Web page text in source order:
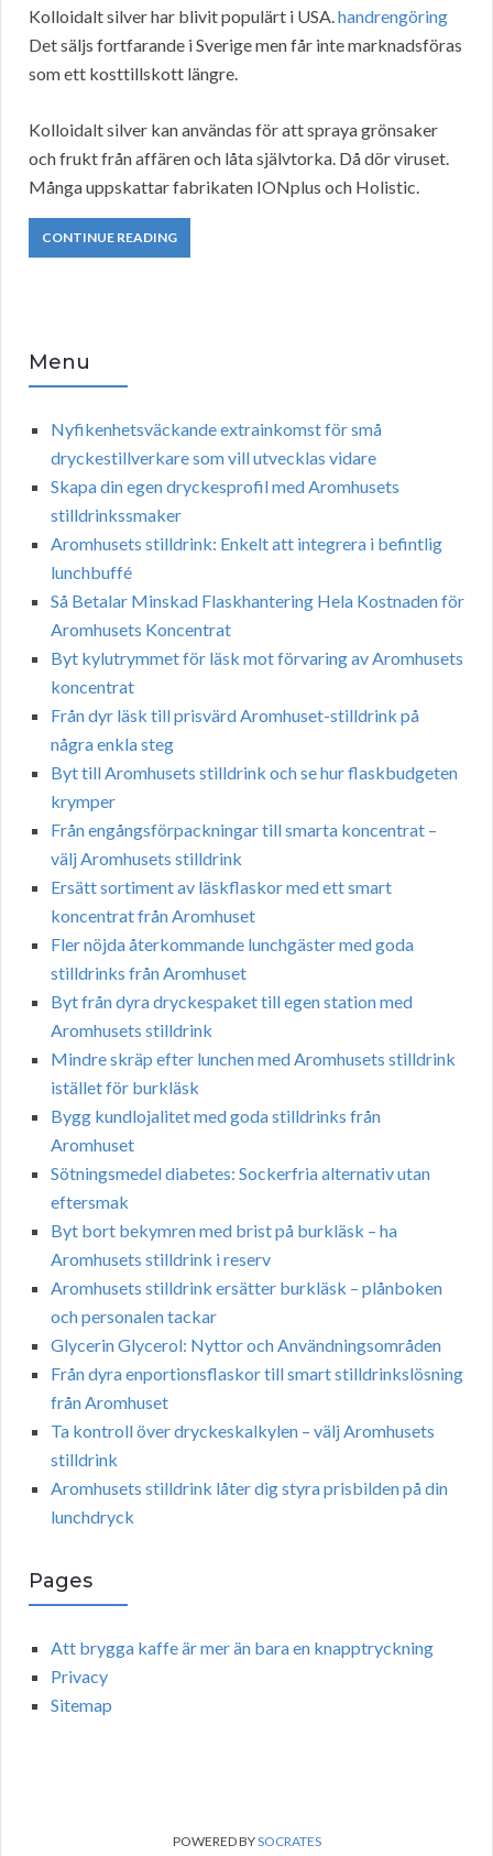
Kolloidalt silver har blivit populärt i USA.handrengöring
Det säljs fortfarande i Sverige men får inte marknadsföras
som ett kosttillskott längre.
Kolloidalt silver kan användas för att spraya grönsaker
och frukt från affären och låta självtorka. Då dör viruset.
Många uppskattar fabrikaten IONplus och Holistic.
CONTINUE READING
Menu
Nyfikenhetsväckande extrainkomst för små
dryckestillverkare som vill utvecklas vidare
Skapa din egen dryckesprofil med Aromhusets
stilldrinkssmaker
Aromhusets stilldrink: Enkelt att integrera i befintlig
lunchbuffé
Så Betalar Minskad Flaskhantering Hela Kostnaden för
Aromhusets Koncentrat
Byt kylutrymmet för läsk mot förvaring av Aromhusets
koncentrat
Från dyr läsk till prisvärd Aromhuset-stilldrink på
några enkla steg
Byt till Aromhusets stilldrink och se hur flaskbudgeten
krymper
Från engångsförpackningar till smarta koncentrat –
välj Aromhusets stilldrink
Ersätt sortiment av läskflaskor med ett smart
koncentrat från Aromhuset
Fler nöjda återkommande lunchgäster med goda
stilldrinks från Aromhuset
Byt från dyra dryckespaket till egen station med
Aromhusets stilldrink
Mindre skräp efter lunchen med Aromhusets stilldrink
istället för burkläsk
Bygg kundlojalitet med goda stilldrinks från
Aromhuset
Sötningsmedel diabetes: Sockerfria alternativ utan
eftersmak
Byt bort bekymren med brist på burkläsk – ha
Aromhusets stilldrink i reserv
Aromhusets stilldrink ersätter burkläsk – plånboken
och personalen tackar
Glycerin Glycerol: Nyttor och Användningsområden
Från dyra enportionsflaskor till smart stilldrinkslösning
från Aromhuset
Ta kontroll över dryckeskalkylen – välj Aromhusets
stilldrink
Aromhusets stilldrink låter dig styra prisbilden på din
lunchdryck
Pages
Att brygga kaffe är mer än bara en knapptryckning
Privacy
Sitemap
POWERED BYSOCRATES